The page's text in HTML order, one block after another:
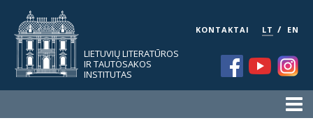
LIETUVIŲ LITERATŪROS
IR TAUTOSAKOS
INSTITUTAS
KONTAKTAI LT / EN